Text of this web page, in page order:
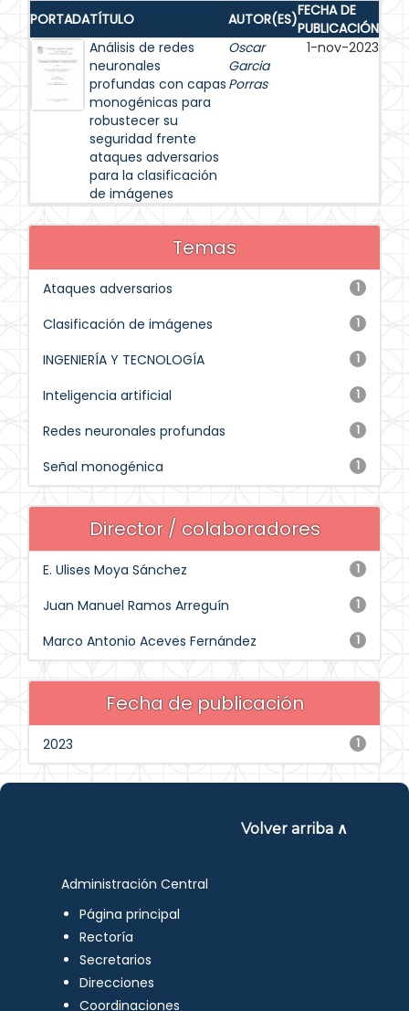
PORTADATÍTULO AUTOR(ES)FECHA DE
PUBLICACIÓN
Análisis de redes
neuronales
profundas con capas
monogénicas para
robustecer su
seguridad frente
ataques adversarios
para la clasificación
de imágenes
Oscar
Garcia
Porras
1-nov-2023
Temas
1
Ataques adversarios
1
Clasificación de imágenes
1
INGENIERÍA Y TECNOLOGÍA
1
Inteligencia artificial
1
Redes neuronales profundas
1
Señal monogénica
Director / colaboradores
1
E. Ulises Moya Sánchez
1
Juan Manuel Ramos Arreguín
1
Marco Antonio Aceves Fernández
Fecha de publicación
1
2023
Volver arriba ∧
Administración Central
Página principal
Rectoría
Secretarios
Direcciones
Coordinaciones